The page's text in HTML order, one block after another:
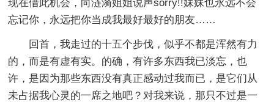
现在借此机会，向涟漪姐姐说声sorry!!妹妹也永远不会
忘记你，永远把你当成我最好最好的朋友……
回首，我走过的十五个步伐，似乎不都是浑然有力
的，而是有虚有实。的确，有许多东西我已淡忘，也
许，是因为那些东西没有真正感动过我而已，是它们从
未占据我心灵的一席之地吧？对我来说，那只不过是一